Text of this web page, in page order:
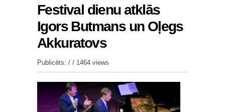
Festival dienu atklās
Igors Butmans un Oļegs
Akkuratovs
Publicēts: / / 1464 views